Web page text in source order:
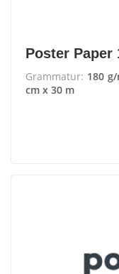
Poster Paper
Grammatur: 180
cm x 30 m